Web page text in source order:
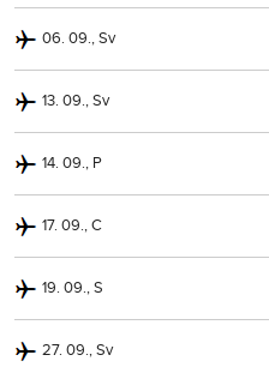
06. 09., Sv
13. 09., Sv
14. 09., P
17. 09., C
19. 09., S
27. 09., Sv